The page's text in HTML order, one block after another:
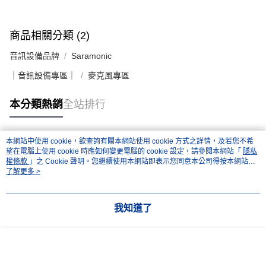
商品相關分類 (2)
音訊設備品牌 Saramonic
｜音訊設備專區｜ 麥克風專區
本分類熱銷全站排行
熱門標籤
本網站中使用 cookie，欲查詢有關本網站使用 cookie 方式之詳情，及若您不希
望在電腦上使用 cookie 時應如何變更電腦的 cookie 設定，請參閱本網站「 隱私
權條款 」之 Cookie 聲明。您繼續使用本網站即表示您同意本公司得按本網站使
用條款之 Cookie 聲明使用 cookie。
了解更多 >
我知道了